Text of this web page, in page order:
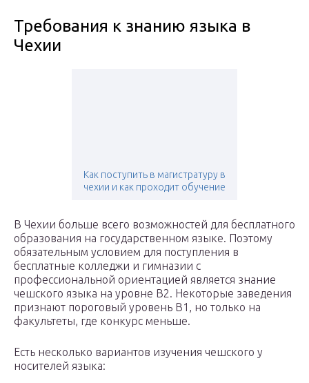
Требования к знанию языка в
Чехии
Как поступить в магистратуру в
чехии и как проходит обучение
В Чехии больше всего возможностей для бесплатного
образования на государственном языке. Поэтому
обязательным условием для поступления в
бесплатные колледжи и гимназии с
профессиональной ориентацией является знание
чешского языка на уровне В2. Некоторые заведения
признают пороговый уровень В1, но только на
факультеты, где конкурс меньше.
Есть несколько вариантов изучения чешского у
носителей языка: